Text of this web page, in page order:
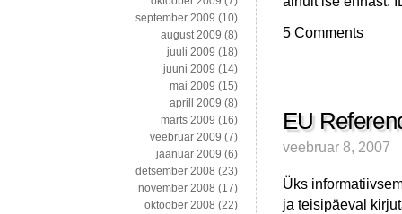
5 Comments
EU
veebruar 8, 2007
Üks
ja teisipäeval
september 2009 (10)
august 2009 (8)
juuli 2009 (18)
juuni 2009 (14)
mai 2009 (15)
aprill 2009 (8)
märts 2009 (16)
veebruar 2009 (7)
jaanuar 2009 (6)
detsember 2008 (23)
november 2008 (17)
oktoober 2008 (22)